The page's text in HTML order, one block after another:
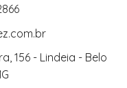
156 - Lindeia - Belo